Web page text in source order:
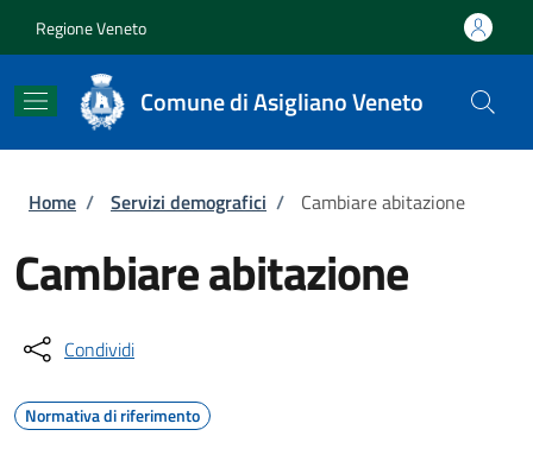
Regione Veneto
Comune di Asigliano Veneto
Briciole di pane
Home / Servizi demografici / Cambiare abitazione
Cambiare abitazione
Condividi
Normativa di riferimento